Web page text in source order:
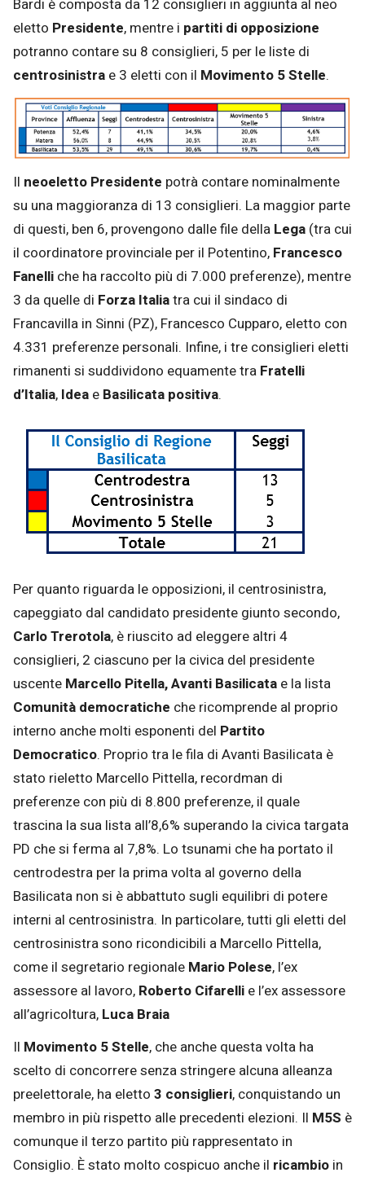
Bardi è composta da 12 consiglieri in aggiunta al neo
eletto Presidente, mentre i partiti di opposizione
potranno contare su 8 consiglieri, 5 per le liste di
centrosinistra e 3 eletti con il Movimento 5 Stelle.
Il neoeletto Presidente potrà contare nominalmente
su una maggioranza di 13 consiglieri. La maggior parte
di questi, ben 6, provengono dalle file della Lega (tra cui
il coordinatore provinciale per il Potentino, Francesco
Fanelli che ha raccolto più di 7.000 preferenze), mentre
3 da quelle di Forza Italiatra cui il sindaco di
Francavilla in Sinni (PZ), Francesco Cupparo, eletto con
4.331 preferenze personali. Infine, i tre consiglieri eletti
rimanenti si suddividono equamente tra Fratelli
d’Italia, Idea e Basilicata positiva.
Per quanto riguarda le opposizioni, il centrosinistra,
capeggiato dal candidato presidente giunto secondo,
Carlo Trerotola, è riuscito ad eleggere altri 4
consiglieri, 2 ciascuno per la civica del presidente
uscente Marcello Pitella, Avanti Basilicata e la lista
Comunità democratiche che ricomprende al proprio
interno anche molti esponenti del Partito
Democratico. Proprio tra le fila di Avanti Basilicata è
stato rieletto Marcello Pittella, recordman di
preferenze con più di 8.800 preferenze, il quale
trascina la sua lista all’8,6% superando la civica targata
PD che si ferma al 7,8%. Lo tsunami che ha portato il
centrodestra per la prima volta al governo della
Basilicata non si è abbattuto sugli equilibri di potere
interni al centrosinistra. In particolare, tutti gli eletti del
centrosinistra sono ricondicibili a Marcello Pittella,
come il segretario regionale Mario Polese, l’ex
assessore al lavoro, Roberto Cifarelli e l’ex assessore
all’agricoltura, Luca Braia
Il Movimento 5 Stelle, che anche questa volta ha
scelto di concorrere senza stringere alcuna alleanza
preelettorale, ha eletto 3 consiglieri, conquistando un
membro in più rispetto alle precedenti elezioni. Il M5S è
comunque il terzo partito più rappresentato in
Consiglio. È stato molto cospicuo anche il ricambio in